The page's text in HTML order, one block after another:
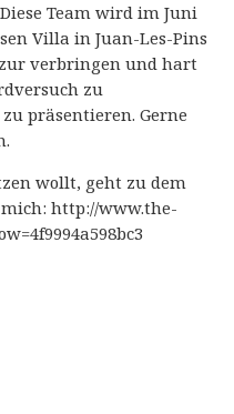
Team wird im Juni
Villa in Juan-Les-Pins
verbringen und hart
zu
präsentieren. Gerne
wollt, geht zu dem
http://www.the-